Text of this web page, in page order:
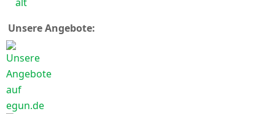
Unsere Angebote: